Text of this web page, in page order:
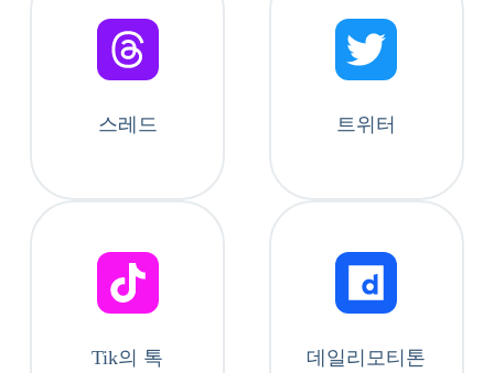
스레드 트위터
Tik의 톡 데일리모티톤